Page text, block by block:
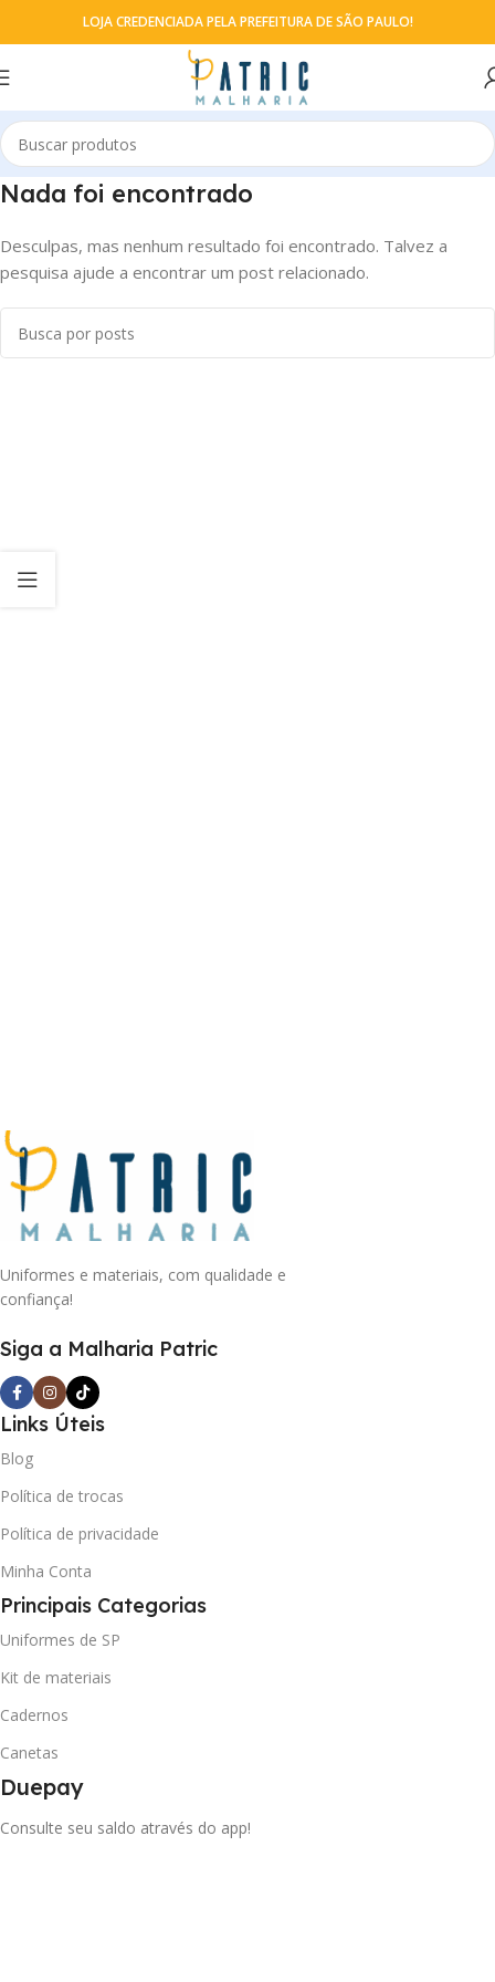
LOJA CREDENCIADA PELA PREFEITURA DE SÃO PAULO!
Nada foi encontrado
Desculpas, mas nenhum resultado foi encontrado. Talvez a
pesquisa ajude a encontrar um post relacionado.
Uniformes e materiais, com qualidade e
confiança!
Siga a Malharia Patric
Links Úteis
Blog
Política de trocas
Política de privacidade
Minha Conta
Principais Categorias
Uniformes de SP
Kit de materiais
Cadernos
Canetas
Duepay
Consulte seu saldo através do app!